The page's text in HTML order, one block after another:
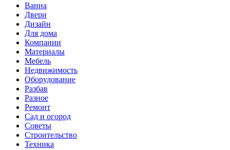
Ванна
Двери
Дизайн
Для дома
Компании
Материалы
Мебель
Недвижимость
Оборудование
Разбав
Разное
Ремонт
Сад и огород
Советы
Строительство
Техника